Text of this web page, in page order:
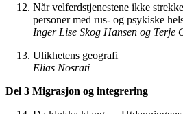
Når velferdstjenestene ikke
personer med rus- og psykiske
Inger Lise Skog Hansen og Terje
Ulikhetens geografi
Elias Nosrati
Del 3 Migrasjon og integrering